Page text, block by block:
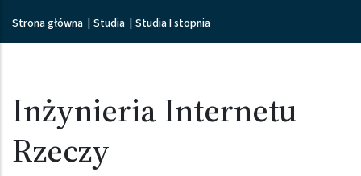
Ścieżka nawigacyjna
Strona główna Studia Studia I stopnia
Inżynieria Internetu
Rzeczy